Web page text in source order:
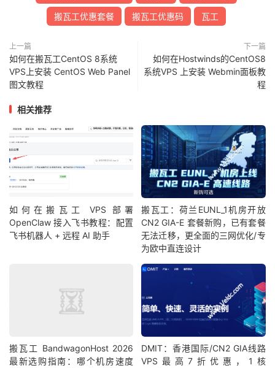
搬瓦工优惠套餐 搬瓦工优惠码 瓦工
上一篇
如何在搬瓦工CentOS 8系统
VPS上安装 CentOS Web Panel
图文教程
下一篇
如何在Hostwinds的CentOS8
系统VPS 上安装 Webmin面板教
程
相关推荐
如何在搬瓦工 VPS 部署
OpenClaw 接入飞书教程：配置
飞书机器人 + 远程 AI 助手
搬瓦工：荷兰EUNL_1机房开放
CN2 GIA-E 套餐新购，已有套餐
无法迁移，更全面的三网优化/专
为欧中直连设计
搬瓦工 BandwagonHost 2026
最新选购指南：哪个机房速度
DMIT：香港国际/CN2 GIA线路
VPS最高7折优惠，1核